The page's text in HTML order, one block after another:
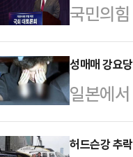
수 있을
시절 이
때는 멈
상화를
선언한
해서 역
나의 역
국민의
불출마
12일 오
서 "미약
다"며 "
마중물
성매매 강요
일본에
대 남성
부 경찰
허드슨강 추